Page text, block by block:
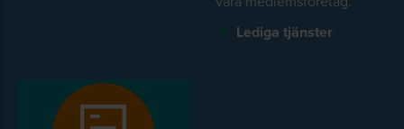
Lediga tjänster